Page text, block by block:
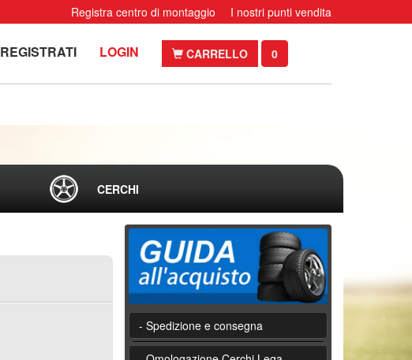
Registra centro di montaggio I nostri punti vendita
REGISTRATI LOGIN CARRELLO 0
CERCHI
- Spedizione e consegna